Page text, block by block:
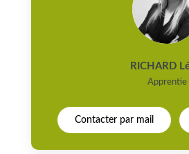
RICHARD
Apprentie
Contacter par mail